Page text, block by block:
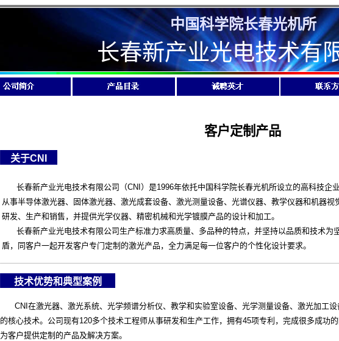
中国科学院长春光机所
长春新产业光电技术有
客户定制产品
关于CNI
长春新产业光电技术有限公司（CNI）是1996年依托中国科学院长春光机所设立的高科技企
从事半导体激光器、固体激光器、激光成套设备、激光测量设备、光谱仪器、教学仪器和机器视
研发、生产和销售，并提供光学仪器、精密机械和光学镀膜产品的设计和加工。
长春新产业光电技术有限公司生产标准力求高质量、多品种的特点，并坚持以品质和技术为
盾，同客户一起开发客户专门定制的激光产品，全力满足每一位客户的个性化设计要求。
技术优势和典型案例
CNI在激光器、激光系统、光学频谱分析仪、教学和实验室设备、光学测量设备、激光加工
的核心技术。公司现有120多个技术工程师从事研发和生产工作，拥有45项专利，完成很多成功
为客户提供定制的产品及解决方案。